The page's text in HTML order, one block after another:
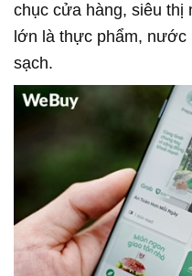
chục cửa hàng, siêu thị
lớn là thực phẩm, nước
sạch.